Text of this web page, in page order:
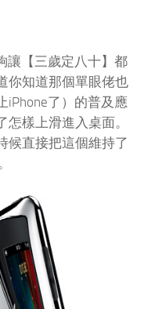
讓【三歲定八十】都
你知道那個單眼佬也
iPhone了）的普及應
樣上滑進入桌面。
候直接把這個維持了